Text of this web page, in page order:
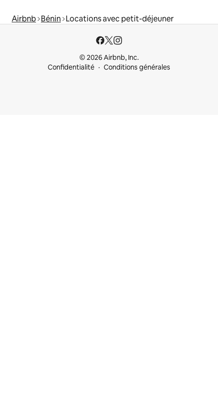
Airbnb Bénin Locations avec petit-déjeuner
© 2026 Airbnb, Inc.
Confidentialité
Conditions générales